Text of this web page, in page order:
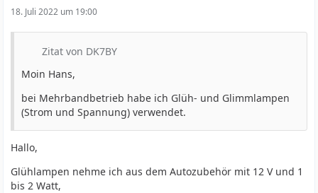
18. Juli 2022 um 19:00
Zitat von DK7BY
Moin Hans,
bei Mehrbandbetrieb habe ich Glüh- und Glimmlampen
(Strom und Spannung) verwendet.
Hallo,
Glühlampen nehme ich aus dem Autozubehör mit 12 V und 1
bis 2 Watt,